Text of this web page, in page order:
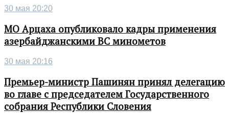
30 мая 20:20
МО Арцаха опубликовало кадры применения
азербайджанскими ВС минометов
30 мая 20:16
Премьер-министр Пашинян принял делегацию
во главе с председателем Государственного
собрания Республики Словения